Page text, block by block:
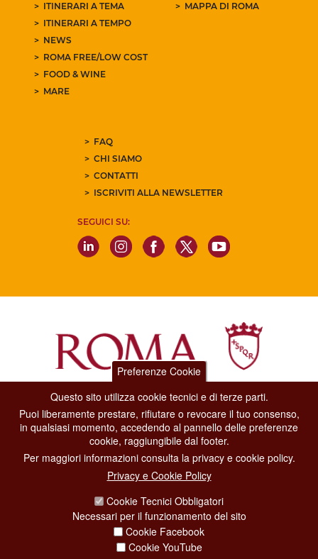
ITINERARI A TEMA
ITINERARI A TEMPO
NEWS
ROMA FREE/LOW COST
FOOD & WINE
MARE
MAPPA DI ROMA
FAQ
CHI SIAMO
CONTATTI
ISCRIVITI ALLA NEWSLETTER
SEGUICI SU:
Dipartimento Grandi Eventi, Sport, Turismo e Moda.
Via di San Basilio, 51
00187 Roma
CONTACT CENTER TEL. 06 06 08
CONTATTA LA REDAZIONE
Preferenze Cookie
Questo sito utilizza cookie tecnici e di terze parti.
Puoi liberamente prestare, rifiutare o revocare il tuo consenso,
in qualsiasi momento, accedendo al pannello delle preferenze
cookie, raggiungibile dal footer.
Per maggiori informazioni consulta la privacy e cookie policy.
Privacy e Cookie Policy
Cookie Tecnici Obbligatori
Necessari per il funzionamento del sito
Cookie Facebook
Cookie YouTube